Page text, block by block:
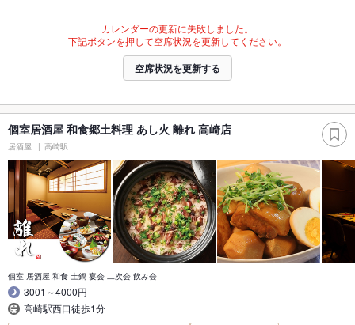
カレンダーの更新に失敗しました。
下記ボタンを押して空席状況を更新してください。
空席状況を更新する
個室居酒屋 和食郷土料理 あし火 離れ 高崎店
居酒屋 高崎駅
個室 居酒屋 和食 土鍋 宴会 二次会 飲み会
3001～4000円
高崎駅西口徒歩1分